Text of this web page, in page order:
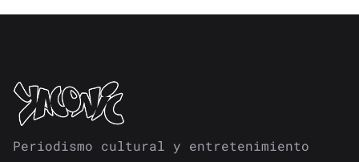
Periodismo cultural y entretenimiento